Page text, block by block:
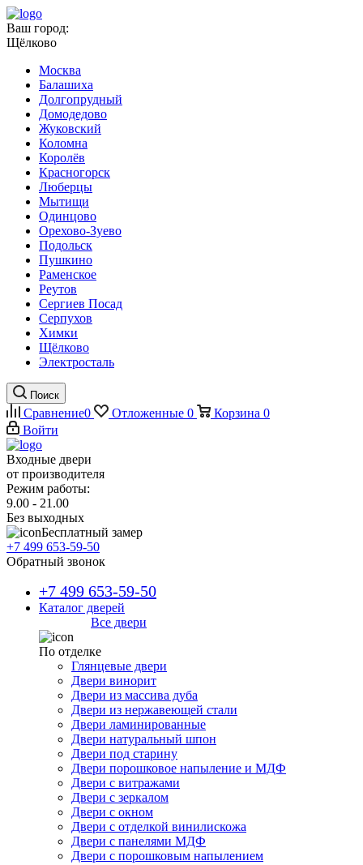
Ваш город:
Щёлково
Москва
Балашиха
Долгопрудный
Домодедово
Жуковский
Коломна
Королёв
Красногорск
Люберцы
Мытищи
Одинцово
Орехово-Зуево
Подольск
Пушкино
Раменское
Реутов
Сергиев Посад
Серпухов
Химки
Щёлково
Электросталь
Поиск
Сравнение0 Отложенные 0 Корзина 0
Войти
Входные двери
от производителя
Режим работы:
9.00 - 21.00
Без выходных
Бесплатный замер
+7 499 653-59-50
Обратный звонок
+7 499 653-59-50
Каталог дверей
Все двери
По отделке
Глянцевые двери
Двери винорит
Двери из массива дуба
Двери из нержавеющей стали
Двери ламинированные
Двери натуральный шпон
Двери под старину
Двери порошковое напыление и МДФ
Двери с витражами
Двери с зеркалом
Двери с окном
Двери с отделкой винилискожа
Двери с панелями МДФ
Двери с порошковым напылением